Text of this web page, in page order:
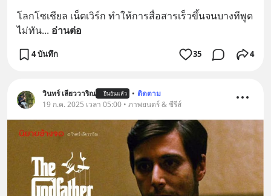
โลกโซเชียล เน็ตเวิร์ก ทำให้การสื่อสารเร็วขึ้นจนบางทีพูด
ไม่ทัน... อ่านต่อ
4 บันทึก 35 4
วินทร์ เลียววาริณ ยืนยันแล้ว • ติดตาม
19 ก.ค. 2025 เวลา 05:00 • ภาพยนตร์ & ซีรีส์